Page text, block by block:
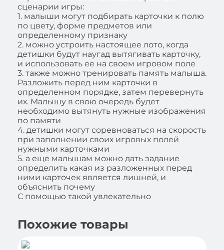
сценарии игры:
1. малыши могут подбирать карточки к полю
по цвету, форме предметов или
определенному признаку
2. можно устроить настоящее лото, когда
детишки будут наугад вытягивать карточку,
и использовать ее на своем игровом поле
3. также можно тренировать память малыша.
Разложить перед ним карточки в
определенном порядке, затем перевернуть
их. Малышу в свою очередь будет
необходимо вытянуть нужные изображения
по памяти
4. детишки могут соревноваться на скорость
при заполнении своих игровых полей
нужными карточками
5. а еще малышам можно дать задание
определить какая из разложенных перед
ними карточек является лишней, и
объяснить почему
С помощью такой увлекательно
Похожие товары